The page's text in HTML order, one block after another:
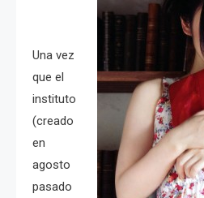
Una vez
que el
instituto
(creado
en
agosto
pasado